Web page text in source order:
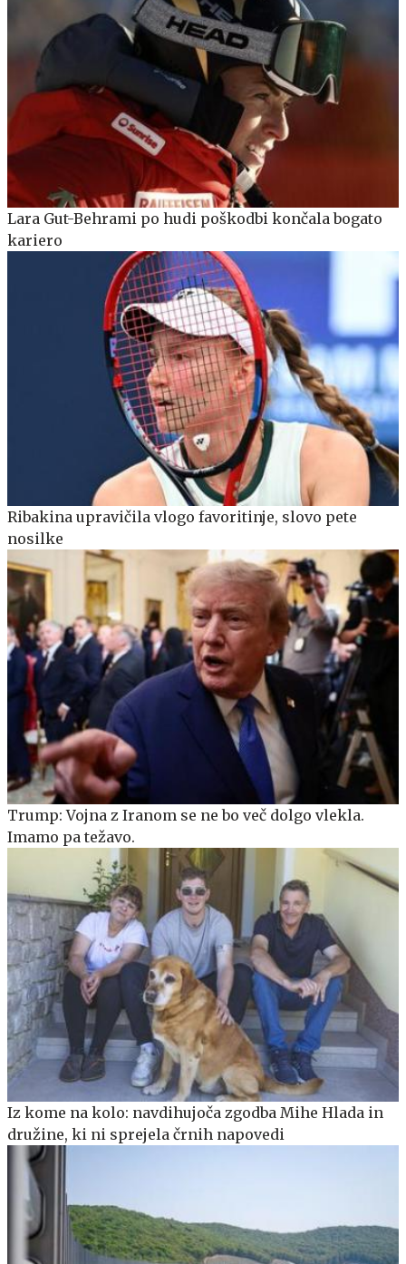
Lara Gut-Behrami po hudi poškodbi končala bogato
kariero
Ribakina upravičila vlogo favoritinje, slovo pete
nosilke
Trump: Vojna z Iranom se ne bo več dolgo vlekla.
Imamo pa težavo.
Iz kome na kolo: navdihujoča zgodba Mihe Hlada in
družine, ki ni sprejela črnih napovedi